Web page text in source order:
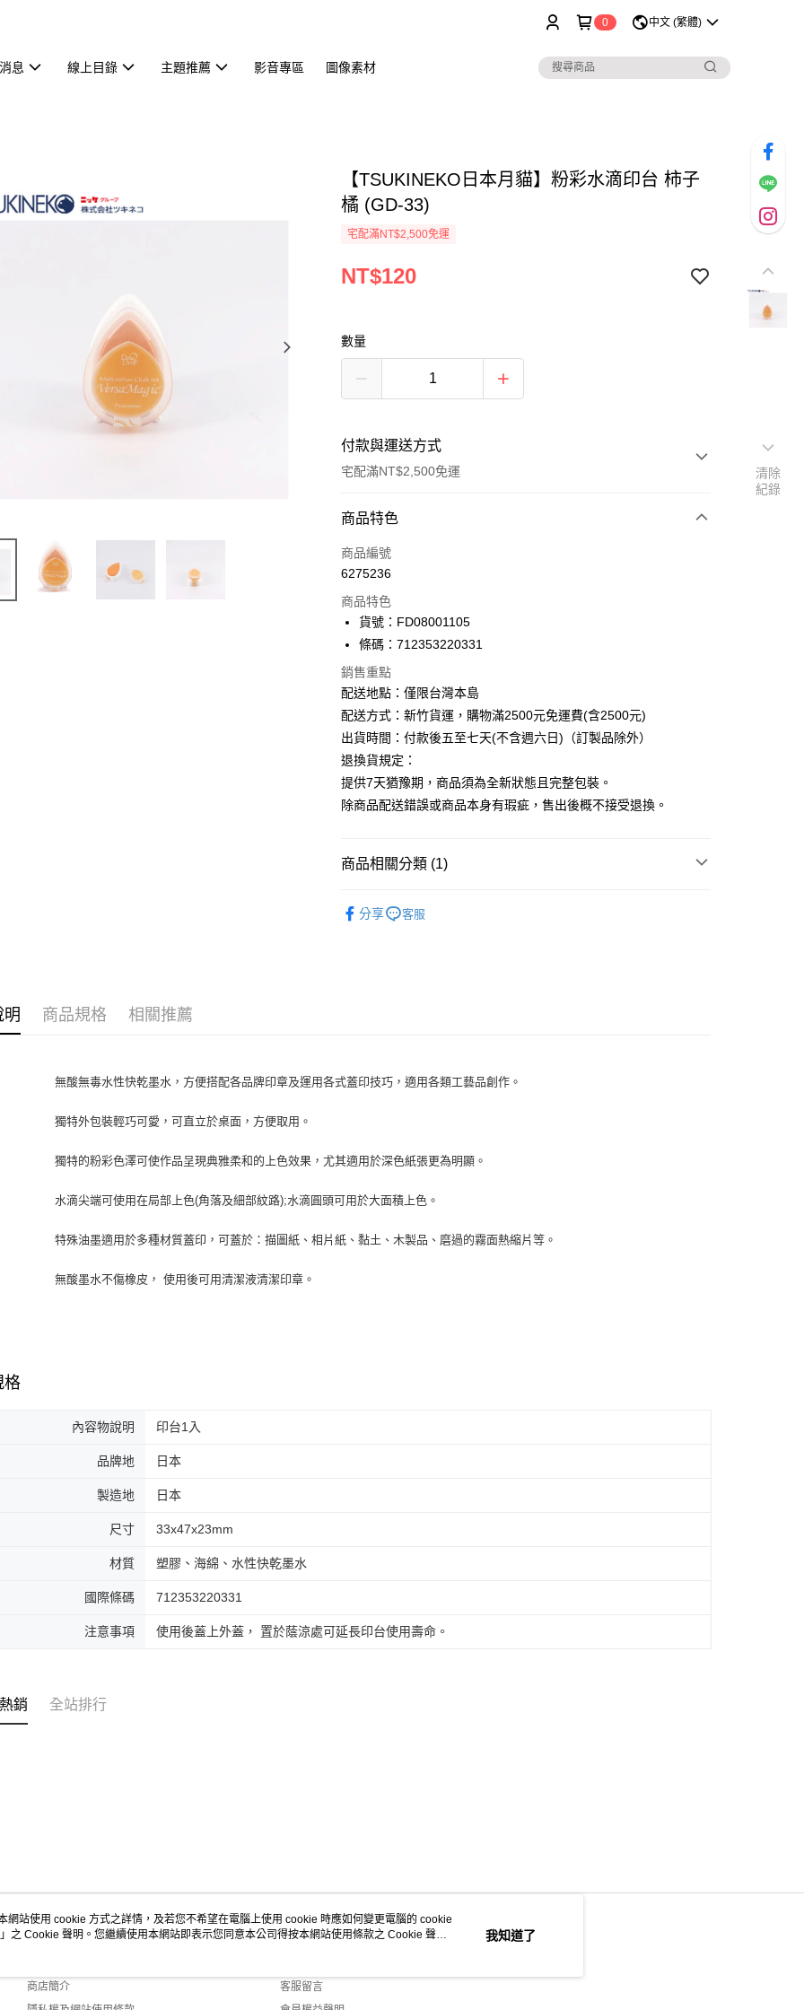
0 中文 (繁體)
息 線上目錄 主題推薦 影音專區 圖像素材
【TSUKINEKO日本月貓】粉彩水滴印台 柿子
橘 (GD-33)
宅配滿NT$2,500免運
NT$120
數量
付款與運送方式
宅配滿NT$2,500免運
付款方式
信用卡一次付款
街口支付
悠遊付
ATM付款
運送方式
下單前請先詢問庫存
每筆NT$130，滿NT$2,500(含以上)免運費
商品特色
商品編號
6275236
商品特色
貨號：FD08001105
條碼：712353220331
銷售重點
配送地點：僅限台灣本島
配送方式：新竹貨運，購物滿2500元免運費(含2500元)
出貨時間：付款後五至七天(不含週六日)（訂製品除外）
退換貨規定：
提供7天猶豫期，商品須為全新狀態且完整包裝。
除商品配送錯誤或商品本身有瑕疵，售出後概不接受退換。
商品相關分類 (1)
分享
客服
明 商品規格 相關推薦
無酸無毒水性快乾墨水，方便搭配各品牌印章及運用各式蓋印技巧，適用各類工藝品創作。
獨特外包裝輕巧可愛，可直立於桌面，方便取用。
獨特的粉彩色澤可使作品呈現典雅柔和的上色效果，尤其適用於深色紙張更為明顯。
水滴尖端可使用在局部上色(角落及細部紋路);水滴圓頭可用於大面積上色。
特殊油墨適用於多種材質蓋印，可蓋於：描圖紙、相片紙、黏土、木製品、磨過的霧面熱縮片等。
無酸墨水不傷橡皮， 使用後可用清潔液清潔印章。
格
內容物說明 印台1入
品牌地 日本
製造地 日本
尺寸 33x47x23mm
材質 塑膠、海綿、水性快乾墨水
國際條碼 712353220331
注意事項 使用後蓋上外蓋， 置於蔭涼處可延長印台使用壽命。
銷 全站排行
關於我們
商店簡介
客服資訊
客服留言
清除
紀錄
網站使用 cookie 方式之詳情，及若您不希望在電腦上使用 cookie 時應如何變更電腦的 cookie
」之 Cookie 聲明。您繼續使用本網站即表示您同意本公司得按本網站使用條款之 Cookie 聲明
我知道了